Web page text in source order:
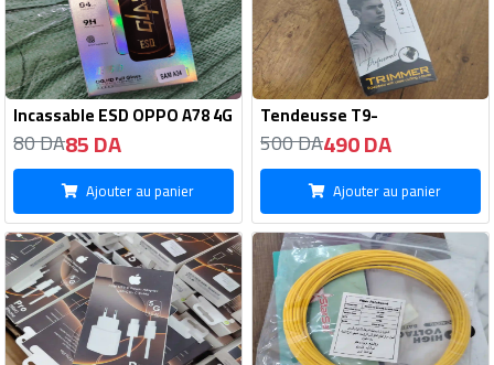
Incassable ESD OPPO A78 4G
80 DA85 DA
Ajouter au panier
Tendeusse T9-
500 DA490 DA
Ajouter au panier